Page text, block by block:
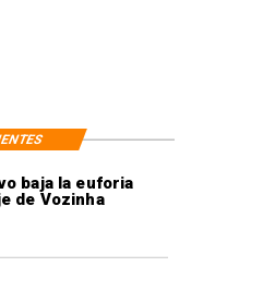
baja la euforia
de Vozinha